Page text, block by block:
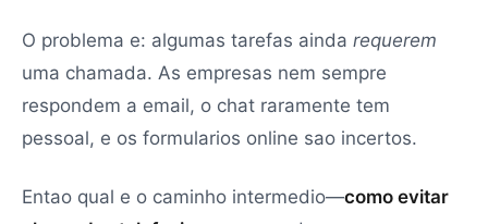
O problema e: algumas tarefas ainda requerem
uma chamada. As empresas nem sempre
respondem a email, o chat raramente tem
pessoal, e os formularios online sao incertos.
Entao qual e o caminho intermedio—como evitar